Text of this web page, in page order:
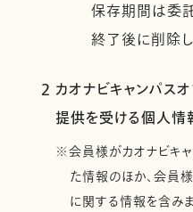
保存期間は委
終了後に削除し
2 カオナビキャンパス
提供を受ける個人情
※会員様がカオナビキ
た情報のほか、会員
に関する情報を含みま